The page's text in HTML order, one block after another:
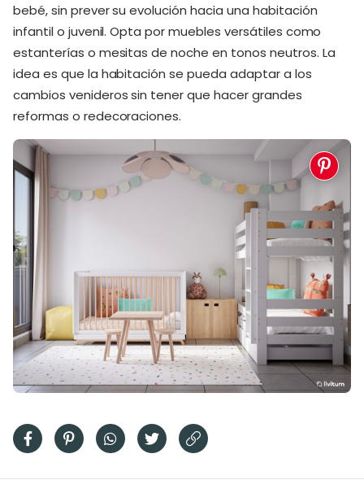
bebé, sin prever su evolución hacia una habitación
infantil o juvenil. Opta por muebles versátiles como
estanterías o mesitas de noche en tonos neutros. La
idea es que la habitación se pueda adaptar a los
cambios venideros sin tener que hacer grandes
reformas o redecoraciones.